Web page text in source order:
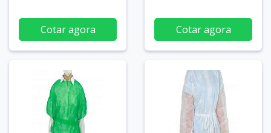
Cotar agora Cotar agora